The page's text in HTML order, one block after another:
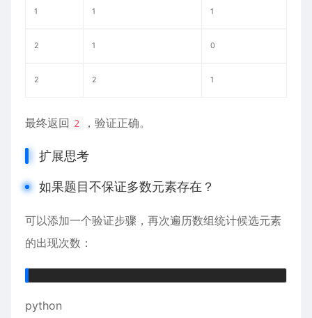
1 1 1
2 1 0
2 2 1
最终返回 2 ，验证正确。
扩展思考
如果题目不保证多数元素存在？
可以添加一个验证步骤，再次遍历数组统计候选元素
的出现次数：
python